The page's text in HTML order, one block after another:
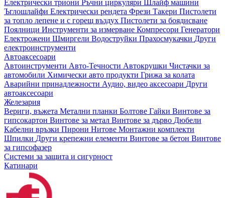
Електрически триони Ръчни циркуляри
Шлайф машини
Ъглошлайфи Електрически рендета Фрези Такери Пистолети
за топло лепене и с горещ въздух Пистолети за боядисване
Поялници Инструменти за измерване Компресори Генератори
Електрожени Шмиргели Водоструйки Прахосмукачки Други
електроинструменти
Автоаксесоари
Автоинструменти Авто-Течности Автокрушки Чистачки за
автомобили Химически авто продукти Грижа за колата
Аварийни принадлежности Аудио, видео аксесоари Други
автоаксесоари
Железария
Вериги, въжета Метални планки Болтове Гайки Винтове за
гипсокартон Винтове за метал Винтове за дърво Дюбели
Кабелни връзки Пирони Нитове Монтажни комплекти
Шпилки Други крепежни елементи Винтове за бетон Винтове
за гипсофазер
Системи за защита и сигурност
Катинари